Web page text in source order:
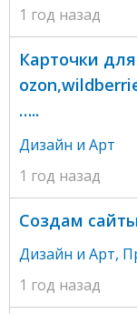
1 год назад
Карточки
…..
Дизайн и Арт
1 год назад
Создам сайты
Дизайн и Арт,
1 год назад